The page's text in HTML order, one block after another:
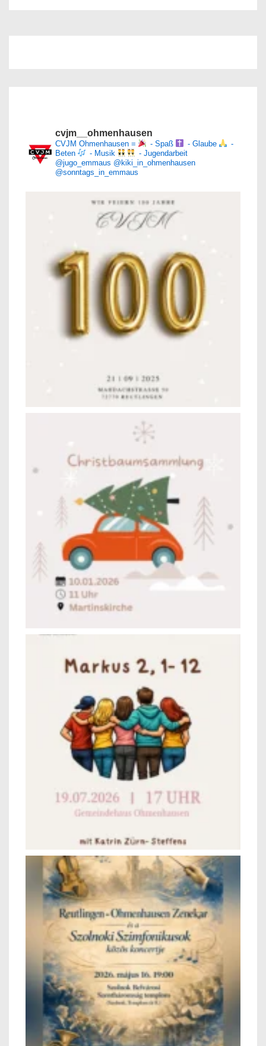
cvjm__ohmenhausen
CVJM Ohmenhausen = - Spaß - Glaube
-
Beten
- Musik
- Jugendarbeit
@jugo_emmaus @kiki_in_ohmenhausen
@sonntags_in_emmaus